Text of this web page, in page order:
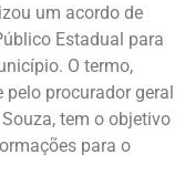
um acordo de
Estadual para
O termo,
procurador geral
tem o objetivo
para o